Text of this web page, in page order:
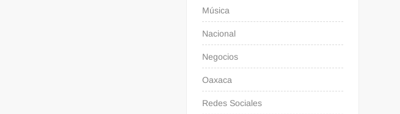
Música
Nacional
Negocios
Oaxaca
Redes Sociales